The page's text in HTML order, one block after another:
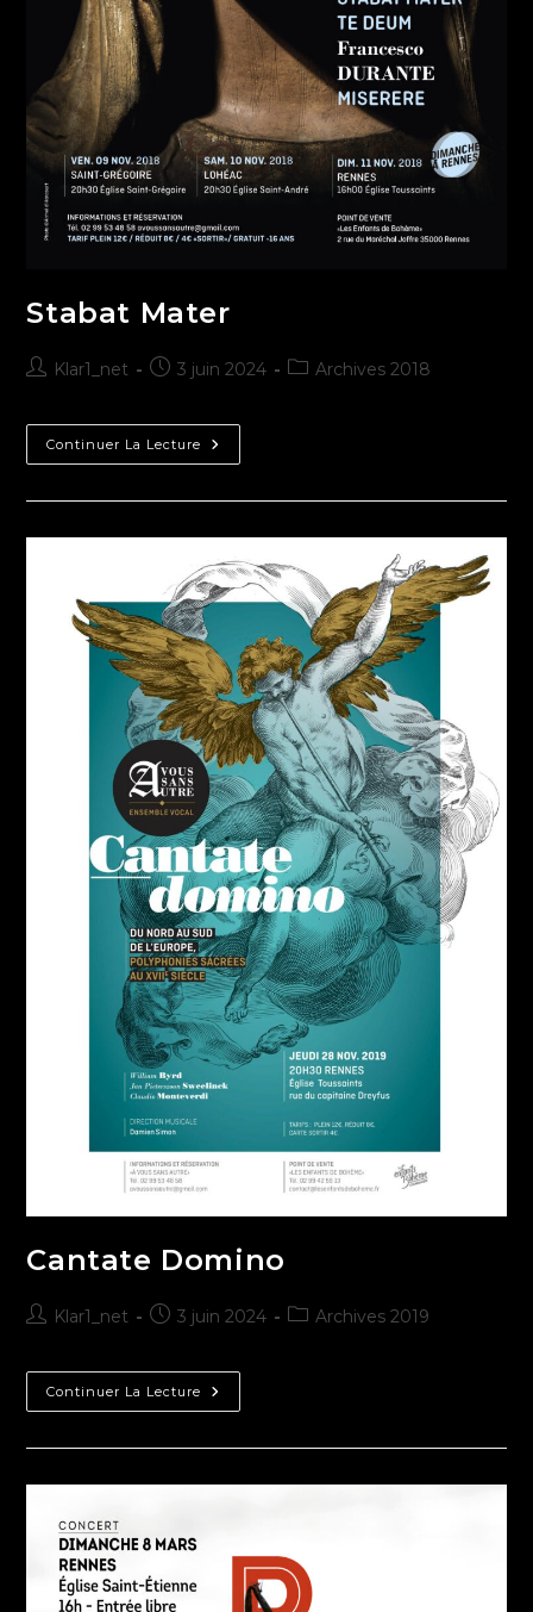
Stabat Mater
Klar1_net 3 juin 2024 Archives 2018
Continuer La Lecture
Cantate Domino
Klar1_net 3 juin 2024 Archives 2019
Continuer La Lecture